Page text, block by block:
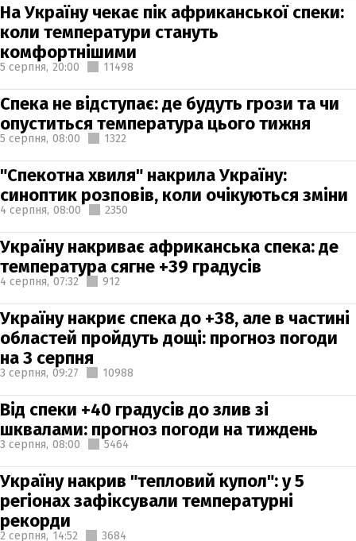
На Україну чекає пік африканської спеки:
коли температури стануть
комфортнішими
5 серпня, 20:00 11498
Спека не відступає: де будуть грози та чи
опуститься температура цього тижня
5 серпня, 08:00 1322
"Спекотна хвиля" накрила Україну:
синоптик розповів, коли очікуються зміни
4 серпня, 08:00 2350
Україну накриває африканська спека: де
температура сягне +39 градусів
4 серпня, 07:32 912
Україну накриє спека до +38, але в частині
областей пройдуть дощі: прогноз погоди
на 3 серпня
3 серпня, 09:27 10988
Від спеки +40 градусів до злив зі
шквалами: прогноз погоди на тиждень
3 серпня, 08:00 5464
Україну накрив "тепловий купол": у 5
регіонах зафіксували температурні
рекорди
2 серпня, 14:52 3684